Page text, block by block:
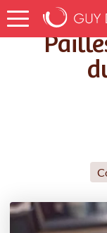
Accueil Recettes